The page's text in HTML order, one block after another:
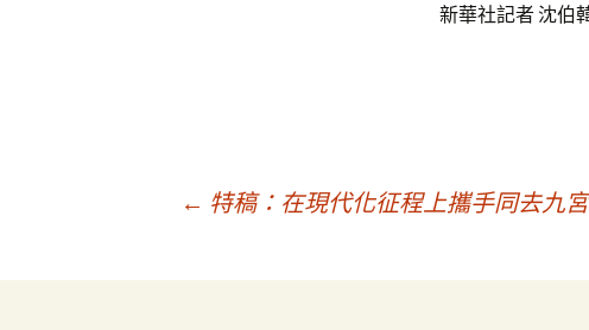
新華社記者 沈伯
章
← 特稿：在現代化征程上攜手同去九